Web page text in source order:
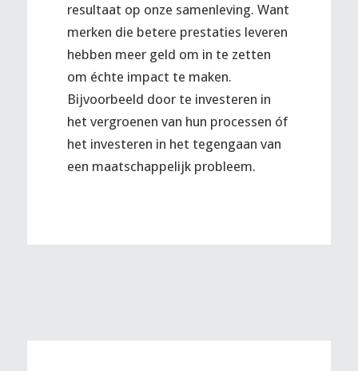
resultaat op onze samenleving. Want
merken die betere prestaties leveren
hebben meer geld om in te zetten
om échte impact te maken.
Bijvoorbeeld door te investeren in
het vergroenen van hun processen óf
het investeren in het tegengaan van
een maatschappelijk probleem.